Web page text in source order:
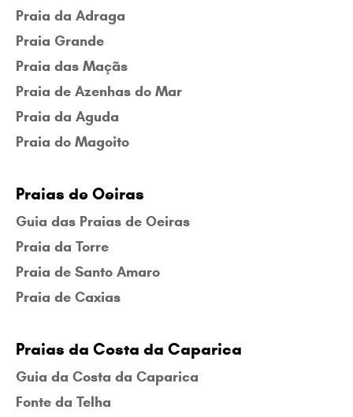
Praia da Adraga
Praia Grande
Praia das Maçãs
Praia de Azenhas do Mar
Praia da Aguda
Praia do Magoito
Praias de Oeiras
Guia das Praias de Oeiras
Praia da Torre
Praia de Santo Amaro
Praia de Caxias
Praias da Costa da Caparica
Guia da Costa da Caparica
Fonte da Telha